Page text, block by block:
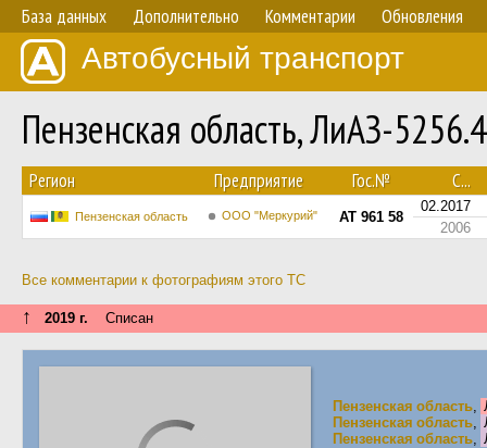
База данных Дополнительно Комментарии Обновления
Автобусный транспорт
Пензенская область, ЛиАЗ-
Регион Предприятие Гос.№ С...
Пензенская область ООО "Меркурий" АТ 961 58
02.2017
2006
Все комментарии к фотографиям этого ТС
↑ 2019 г. Списан
Пензенская область,
Пензенская область,
Пензенская область,